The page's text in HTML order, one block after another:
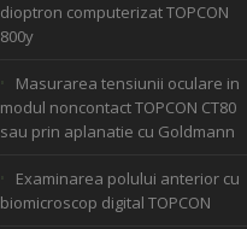
dioptron computerizat TOPCON
800y
Masurarea tensiunii oculare in
modul noncontact TOPCON CT80
sau prin aplanatie cu Goldmann
Examinarea polului anterior cu
biomicroscop digital TOPCON